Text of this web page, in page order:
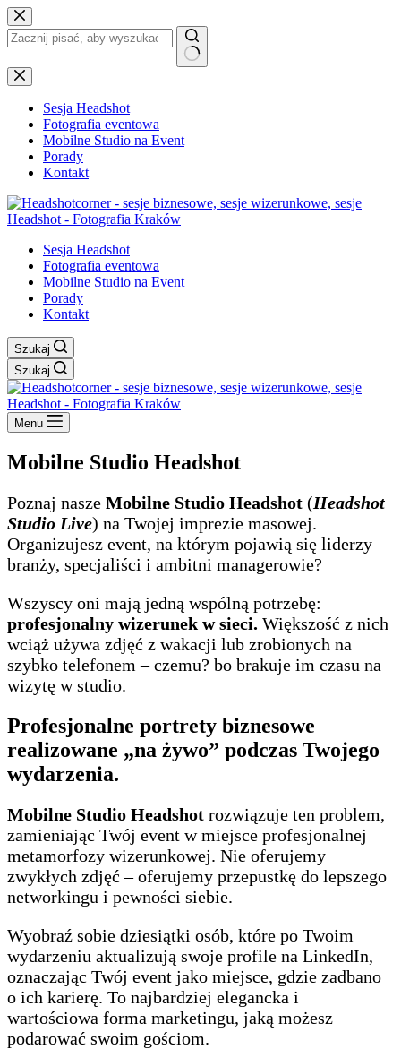
Przejdź
do
treści
Brak
wyników
Sesja Headshot
Fotografia eventowa
Mobilne Studio na Event
Porady
Kontakt
Sesja Headshot
Fotografia eventowa
Mobilne Studio na Event
Porady
Kontakt
Szukaj
Szukaj
Menu
Mobilne Studio Headshot
Poznaj nasze Mobilne Studio Headshot (Headshot
Studio Live) na Twojej imprezie masowej.
Organizujesz event, na którym pojawią się liderzy
branży, specjaliści i ambitni managerowie?
Wszyscy oni mają jedną wspólną potrzebę:
profesjonalny wizerunek w sieci. Większość z nich
wciąż używa zdjęć z wakacji lub zrobionych na
szybko telefonem – czemu? bo brakuje im czasu na
wizytę w studio.
Profesjonalne portrety biznesowe
realizowane „na żywo” podczas Twojego
wydarzenia.
Mobilne Studio Headshot rozwiązuje ten problem,
zamieniając Twój event w miejsce profesjonalnej
metamorfozy wizerunkowej. Nie oferujemy
zwykłych zdjęć – oferujemy przepustkę do lepszego
networkingu i pewności siebie.
Wyobraź sobie dziesiątki osób, które po Twoim
wydarzeniu aktualizują swoje profile na LinkedIn,
oznaczając Twój event jako miejsce, gdzie zadbano
o ich karierę. To najbardziej elegancka i
wartościowa forma marketingu, jaką możesz
podarować swoim gościom.